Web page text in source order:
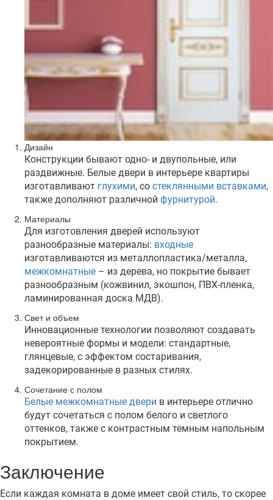
Дизайн
Конструкции бывают одно- и двупольные, или
раздвижные. Белые двери в интерьере квартиры
изготавливают глухими, со стеклянными вставками,
также дополняют различной фурнитурой.
Материалы
Для изготовления дверей используют
разнообразные материалы: входные
изготавливаются из металлопластика/металла,
межкомнатные – из дерева, но покрытие бывает
разнообразным (кожвинил, экошпон, ПВХ-пленка,
ламинированная доска МДВ).
Свет и объем
Инновационные технологии позволяют создавать
невероятные формы и модели: стандартные,
глянцевые, с эффектом состаривания,
задекорированные в разных стилях.
Сочетание с полом
Белые межкомнатные двери в интерьере отлично
будут сочетаться с полом белого и светлого
оттенков, также с контрастным темным напольным
покрытием.
Заключение
Если каждая комната в доме имеет свой стиль, то скорее